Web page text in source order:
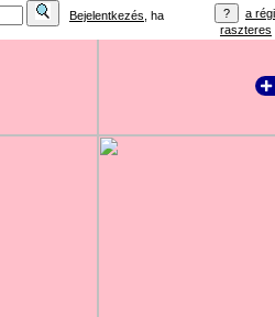
Bejelentkezés , ha
a régi
raszteres